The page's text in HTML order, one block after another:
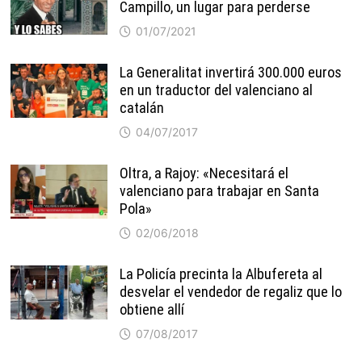
Campillo, un lugar para perderse
01/07/2021
La Generalitat invertirá 300.000 euros
en un traductor del valenciano al
catalán
04/07/2017
Oltra, a Rajoy: «Necesitará el
valenciano para trabajar en Santa
Pola»
02/06/2018
La Policía precinta la Albufereta al
desvelar el vendedor de regaliz que lo
obtiene allí
07/08/2017